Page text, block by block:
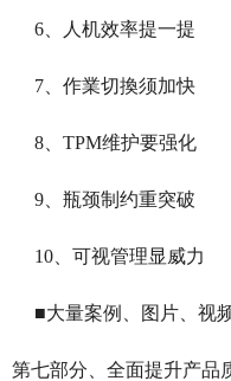
6、人机效率提一提
7、作業切換须加快
8、TPM维护要强化
9、瓶颈制约重突破
10、可视管理显威力
■大量案例、图片、视
第七部分、全面提升产品